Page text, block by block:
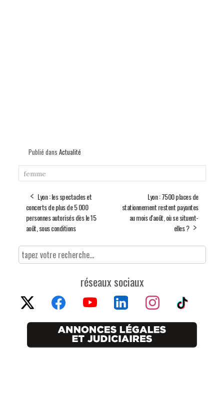
Publié dans Actualité
femme
Lyon : les spectacles et
concerts de plus de 5 000
personnes autorisés dès le 15
août, sous conditions
Lyon : 7500 places de
stationnement restent payantes
au mois d'août, où se situent-
elles ?
réseaux sociaux